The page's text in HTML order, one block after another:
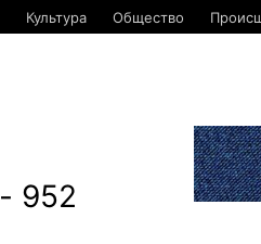
Культура Общество
952